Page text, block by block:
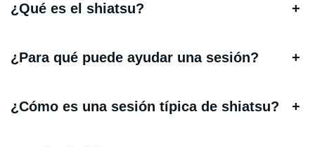
¿Qué es el shiatsu? +
¿Para qué puede ayudar una sesión? +
¿Cómo es una sesión típica de shiatsu? +